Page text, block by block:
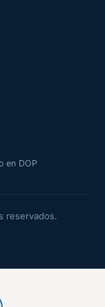
en DOP
reservados.